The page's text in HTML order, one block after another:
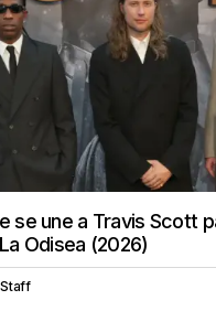
se une a Travis Scott
Odisea (2026)
Staff